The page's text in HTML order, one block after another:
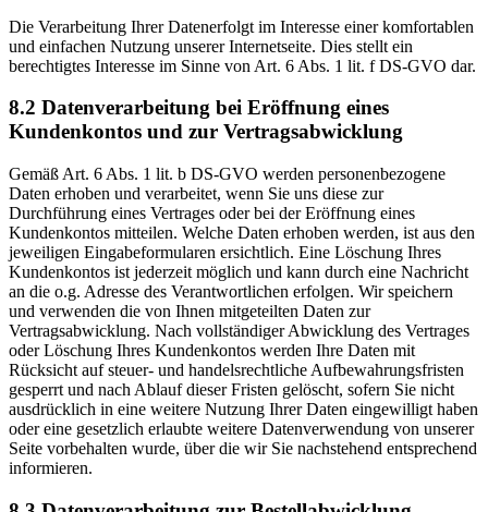
Die Verarbeitung Ihrer Datenerfolgt im Interesse einer komfortablen
und einfachen Nutzung unserer Internetseite. Dies stellt ein
berechtigtes Interesse im Sinne von Art. 6 Abs. 1 lit. f DS-GVO dar.
8.2 Datenverarbeitung bei Eröffnung eines
Kundenkontos und zur Vertragsabwicklung
Gemäß Art. 6 Abs. 1 lit. b DS-GVO werden personenbezogene
Daten erhoben und verarbeitet, wenn Sie uns diese zur
Durchführung eines Vertrages oder bei der Eröffnung eines
Kundenkontos mitteilen. Welche Daten erhoben werden, ist aus den
jeweiligen Eingabeformularen ersichtlich. Eine Löschung Ihres
Kundenkontos ist jederzeit möglich und kann durch eine Nachricht
an die o.g. Adresse des Verantwortlichen erfolgen. Wir speichern
und verwenden die von Ihnen mitgeteilten Daten zur
Vertragsabwicklung. Nach vollständiger Abwicklung des Vertrages
oder Löschung Ihres Kundenkontos werden Ihre Daten mit
Rücksicht auf steuer- und handelsrechtliche Aufbewahrungsfristen
gesperrt und nach Ablauf dieser Fristen gelöscht, sofern Sie nicht
ausdrücklich in eine weitere Nutzung Ihrer Daten eingewilligt haben
oder eine gesetzlich erlaubte weitere Datenverwendung von unserer
Seite vorbehalten wurde, über die wir Sie nachstehend entsprechend
informieren.